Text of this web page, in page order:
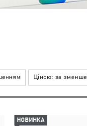
Ціною: за
НОВИНКА